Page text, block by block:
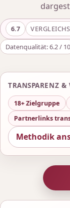
6.7
Datenqualität: 6.2 / 10
TRANSPARENZ &
18+ Zielgruppe
Partnerlinks
Methodik